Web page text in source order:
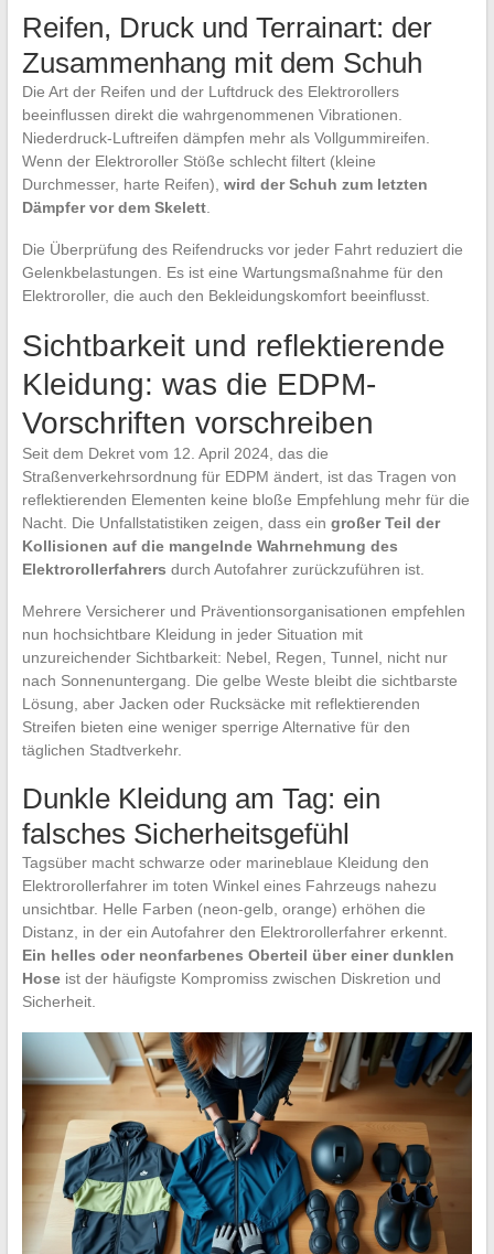
Reifen, Druck und Terrainart: der
Zusammenhang mit dem Schuh
Die Art der Reifen und der Luftdruck des Elektrorollers
beeinflussen direkt die wahrgenommenen Vibrationen.
Niederdruck-Luftreifen dämpfen mehr als Vollgummireifen.
Wenn der Elektroroller Stöße schlecht filtert (kleine
Durchmesser, harte Reifen), wird der Schuh zum letzten
Dämpfer vor dem Skelett.
Die Überprüfung des Reifendrucks vor jeder Fahrt reduziert die
Gelenkbelastungen. Es ist eine Wartungsmaßnahme für den
Elektroroller, die auch den Bekleidungskomfort beeinflusst.
Sichtbarkeit und reflektierende
Kleidung: was die EDPM-
Vorschriften vorschreiben
Seit dem Dekret vom 12. April 2024, das die
Straßenverkehrsordnung für EDPM ändert, ist das Tragen von
reflektierenden Elementen keine bloße Empfehlung mehr für die
Nacht. Die Unfallstatistiken zeigen, dass ein großer Teil der
Kollisionen auf die mangelnde Wahrnehmung des
Elektrorollerfahrers durch Autofahrer zurückzuführen ist.
Mehrere Versicherer und Präventionsorganisationen empfehlen
nun hochsichtbare Kleidung in jeder Situation mit
unzureichender Sichtbarkeit: Nebel, Regen, Tunnel, nicht nur
nach Sonnenuntergang. Die gelbe Weste bleibt die sichtbarste
Lösung, aber Jacken oder Rucksäcke mit reflektierenden
Streifen bieten eine weniger sperrige Alternative für den
täglichen Stadtverkehr.
Dunkle Kleidung am Tag: ein
falsches Sicherheitsgefühl
Tagsüber macht schwarze oder marineblaue Kleidung den
Elektrorollerfahrer im toten Winkel eines Fahrzeugs nahezu
unsichtbar. Helle Farben (neon-gelb, orange) erhöhen die
Distanz, in der ein Autofahrer den Elektrorollerfahrer erkennt.
Ein helles oder neonfarbenes Oberteil über einer dunklen
Hoseist der häufigste Kompromiss zwischen Diskretion und
Sicherheit.